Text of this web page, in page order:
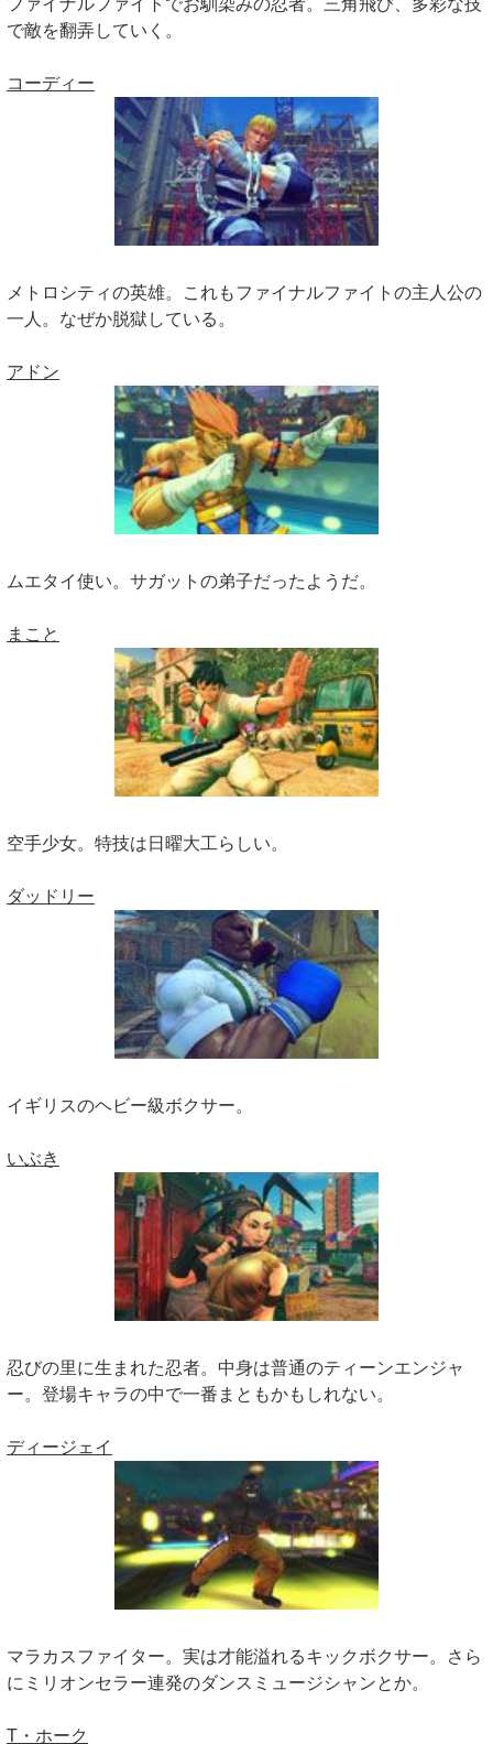
ファイナルファイトでお馴染みの忍者。三角飛び、多彩な技
で敵を翻弄していく。
コーディー
メトロシティの英雄。これもファイナルファイトの主人公の
一人。なぜか脱獄している。
アドン
ムエタイ使い。サガットの弟子だったようだ。
まこと
空手少女。特技は日曜大工らしい。
ダッドリー
イギリスのヘビー級ボクサー。
いぶき
忍びの里に生まれた忍者。中身は普通のティーンエンジャ
ー。登場キャラの中で一番まともかもしれない。
ディージェイ
マラカスファイター。実は才能溢れるキックボクサー。さら
にミリオンセラー連発のダンスミュージシャンとか。
T・ホーク